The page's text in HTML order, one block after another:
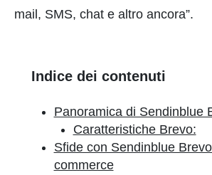
mail, SMS, chat e altro ancora”.
Indice dei contenuti
Panoramica di Sendinblue
Caratteristiche Brevo:
Sfide con Sendinblue
commerce